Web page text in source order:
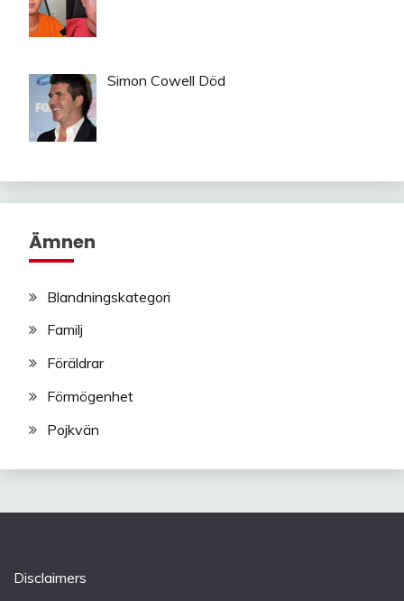
Simon Cowell Död
Ämnen
Blandningskategori
Familj
Föräldrar
Förmögenhet
Pojkvän
Disclaimers